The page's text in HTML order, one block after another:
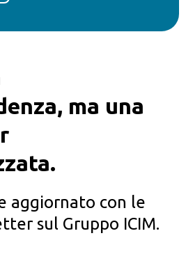
ma una
aggiornato con le
sul Gruppo ICIM.